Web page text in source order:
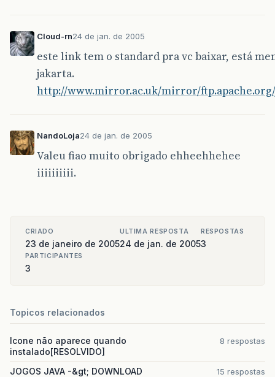
Cloud-rn24 de jan. de 2005
este link tem o standard pra vc baixar, está
jakarta.
http://www.mirror.ac.uk/mirror/
NandoLoja24 de jan. de 2005
Valeu fiao muito obrigado ehheehhehee
iiiiiiiiii.
CRIADO
23 de janeiro de 2005
ULTIMA RESPOSTA
24 de jan. de 2005
RESPOSTAS
3
PARTICIPANTES
3
Topicos relacionados
Icone não aparece quando
instalado[RESOLVIDO]
8 respostas
JOGOS JAVA -&gt; DOWNLOAD 15 respostas